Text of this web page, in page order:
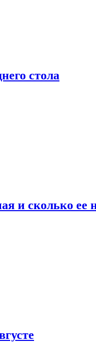
стола
и сколько ее